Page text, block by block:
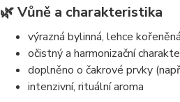
🌿 Vůně a charakteristika
výrazná bylinná, lehce
očistný a harmonizační
doplněno o čakrové prvky
intenzivní, rituální aroma